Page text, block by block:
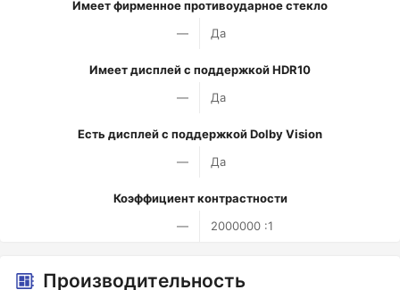
Имеет фирменное противоударное стекло
—
Да
Имеет дисплей с поддержкой HDR10
—
Да
Есть дисплей с поддержкой Dolby Vision
—
Да
Коэффициент контрастности
—
2000000 :1
Производительность